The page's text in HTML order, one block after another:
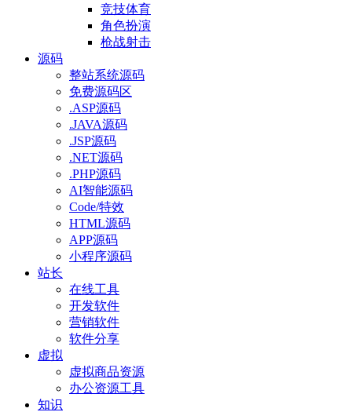
竞技体育
角色扮演
枪战射击
源码
整站系统源码
免费源码区
.ASP源码
.JAVA源码
.JSP源码
.NET源码
.PHP源码
AI智能源码
Code/特效
HTML源码
APP源码
小程序源码
站长
在线工具
开发软件
营销软件
软件分享
虚拟
虚拟商品资源
办公资源工具
知识